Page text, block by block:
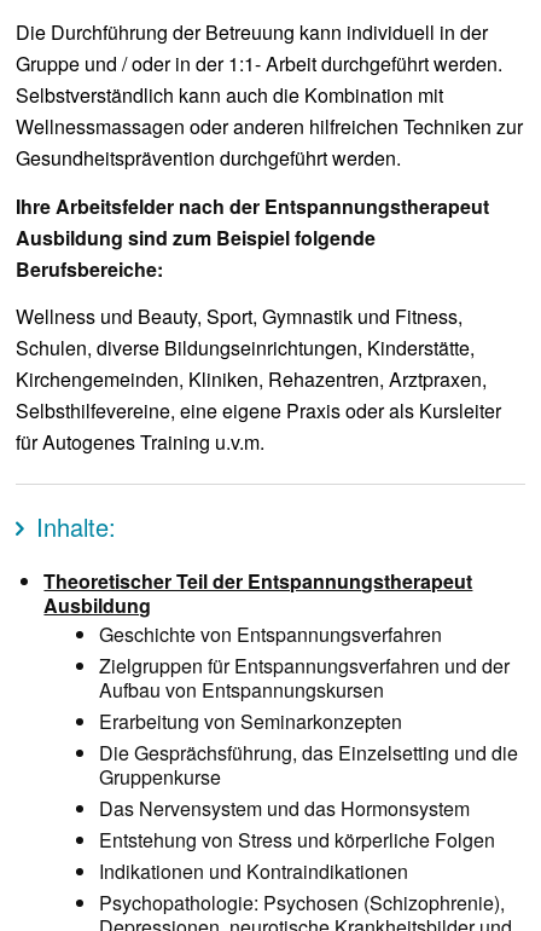
Die Durchführung der Betreuung kann individuell in der
Gruppe und / oder in der 1:1- Arbeit durchgeführt werden.
Selbstverständlich kann auch die Kombination mit
Wellnessmassagen oder anderen hilfreichen Techniken zur
Gesundheitsprävention durchgeführt werden.
Ihre Arbeitsfelder nach der Entspannungstherapeut
Ausbildung sind zum Beispiel folgende
Berufsbereiche:
Wellness und Beauty, Sport, Gymnastik und Fitness,
Schulen, diverse Bildungseinrichtungen, Kinderstätte,
Kirchengemeinden, Kliniken, Rehazentren, Arztpraxen,
Selbsthilfevereine, eine eigene Praxis oder als Kursleiter
für Autogenes Training u.v.m.
Inhalte:
Theoretischer Teil der Entspannungstherapeut
Ausbildung
Geschichte von Entspannungsverfahren
Zielgruppen für Entspannungsverfahren und der
Aufbau von Entspannungskursen
Erarbeitung von Seminarkonzepten
Die Gesprächsführung, das Einzelsetting und die
Gruppenkurse
Das Nervensystem und das Hormonsystem
Entstehung von Stress und körperliche Folgen
Indikationen und Kontraindikationen
Psychopathologie: Psychosen (Schizophrenie),